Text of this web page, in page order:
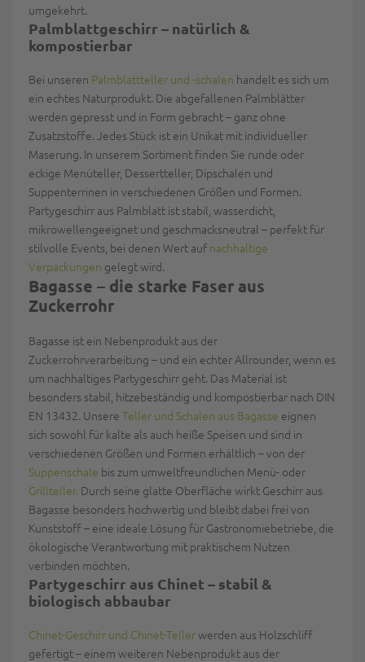
umgekehrt.
Palmblattgeschirr – natürlich &
kompostierbar
Bei unseren Palmblattteller und -schalen handelt es sich um
ein echtes Naturprodukt. Die abgefallenen Palmblätter
werden gepresst und in Form gebracht – ganz ohne
Zusatzstoffe. Jedes Stück ist ein Unikat mit individueller
Maserung. In unserem Sortiment finden Sie runde oder
eckige Menüteller, Dessertteller, Dipschalen und
Suppenterrinen in verschiedenen Größen und Formen.
Partygeschirr aus Palmblatt ist stabil, wasserdicht,
mikrowellengeeignet und geschmacksneutral – perfekt für
stilvolle Events, bei denen Wert auf nachhaltige
Verpackungen gelegt wird.
Bagasse – die starke Faser aus
Zuckerrohr
Bagasse ist ein Nebenprodukt aus der
Zuckerrohrverarbeitung – und ein echter Allrounder, wenn es
um nachhaltiges Partygeschirr geht. Das Material ist
besonders stabil, hitzebeständig und kompostierbar nach DIN
EN 13432. Unsere Teller und Schalen aus Bagasse eignen
sich sowohl für kalte als auch heiße Speisen und sind in
verschiedenen Größen und Formen erhältlich – von der
Suppenschale bis zum umweltfreundlichen Menü- oder
Grillteller. Durch seine glatte Oberfläche wirkt Geschirr aus
Bagasse besonders hochwertig und bleibt dabei frei von
Kunststoff– eine ideale Lösung für Gastronomiebetriebe, die
ökologische Verantwortung mit praktischem Nutzen
verbinden möchten.
Partygeschirr aus Chinet – stabil &
biologisch abbaubar
Chinet-Geschirr und Chinet-Tellerwerden aus Holzschliff
gefertigt – einem weiteren Nebenprodukt aus der